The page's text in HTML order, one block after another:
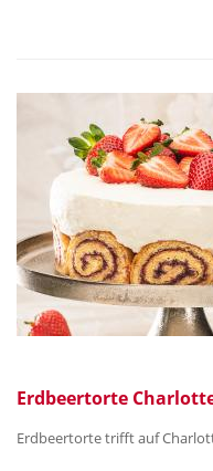
Erdbeertorte
Erdbeertorte trifft auf